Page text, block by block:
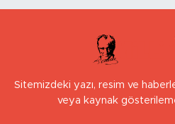
Sitemizdeki yazı, resim ve
veya kaynak